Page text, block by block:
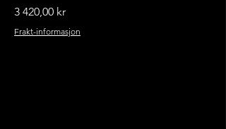
Pris
3 420,00 kr
Frakt-informasjon